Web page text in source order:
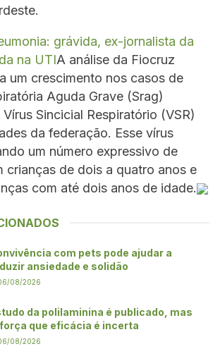
grávida, ex-jornalista da
na UTIA análise da Fiocruz
um crescimento nos casos de
Aguda Grave (Srag)
Sincicial Respiratório (VSR)
da federação. Esse vírus
um número expressivo de
crianças de dois a quatro anos e
com até dois anos de idade.
com pets pode ajudar a
ansiedade e solidão
08/2026
da polilaminina é publicado, mas
que eficácia é incerta
08/2026